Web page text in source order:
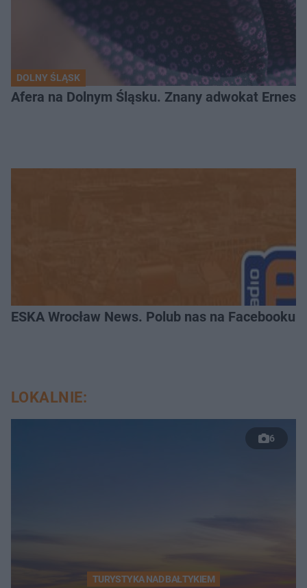
DOLNY ŚLĄSK
Afera na Dolnym Śląsku. Znany adwokat Ernest
ESKA Wrocław News. Polub nas na Facebooku!
LOKALNIE:
6
TURYSTYKA NAD BAŁTYKIEM